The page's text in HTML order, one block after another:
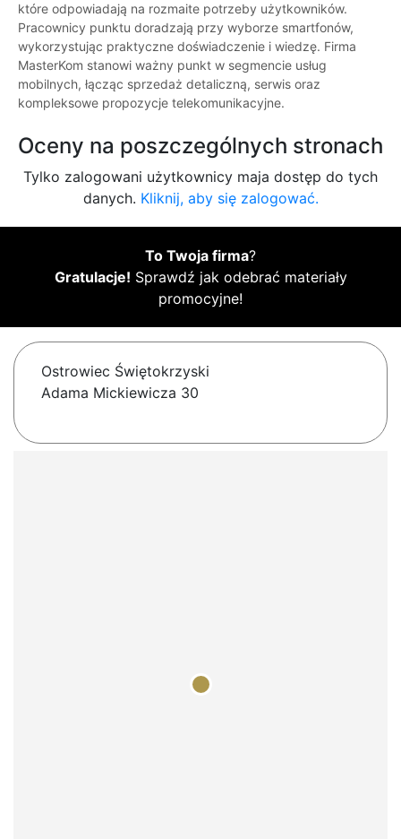
które odpowiadają na rozmaite potrzeby użytkowników.
Pracownicy punktu doradzają przy wyborze smartfonów,
wykorzystując praktyczne doświadczenie i wiedzę. Firma
MasterKom stanowi ważny punkt w segmencie usług
mobilnych, łącząc sprzedaż detaliczną, serwis oraz
kompleksowe propozycje telekomunikacyjne.
Oceny na poszczególnych stronach
Tylko zalogowani użytkownicy maja dostęp do tych
danych. Kliknij, aby się zalogować.
To Twoja firma?
Gratulacje! Sprawdź jak odebrać materiały
promocyjne!
Ostrowiec Świętokrzyski
Adama Mickiewicza 30